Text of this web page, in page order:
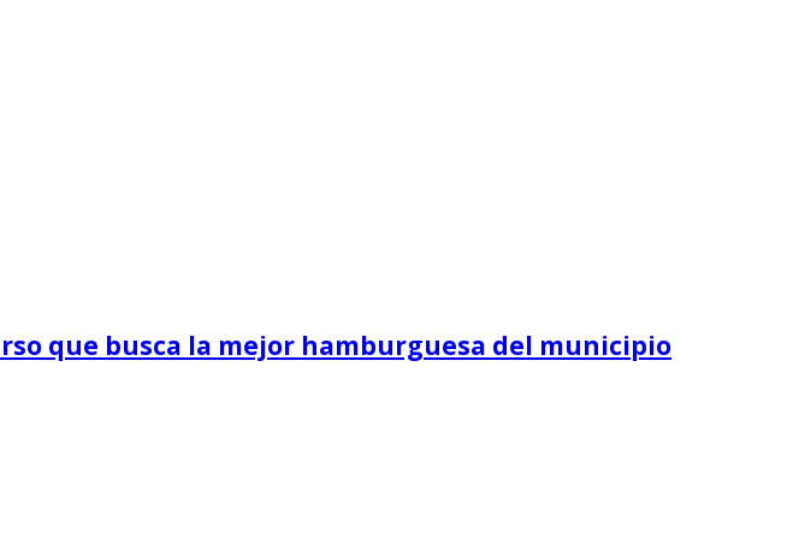
que busca la mejor hamburguesa del municipio